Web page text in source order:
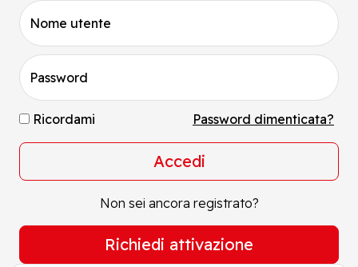
Nome utente
Password
Ricordami Password dimenticata?
Accedi
Non sei ancora registrato?
Richiedi attivazione